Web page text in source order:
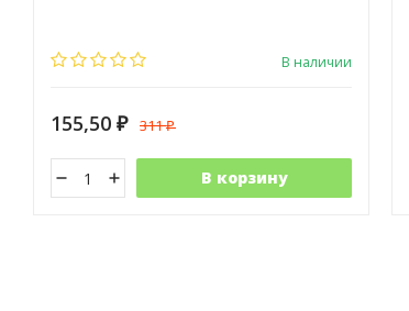
В наличии
155,50 ₽ 311₽
В корзину